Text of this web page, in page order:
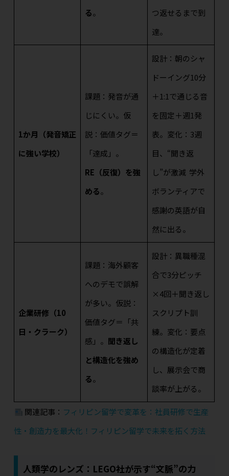
る。
つ返せるまで到
達。
1か月（発音矯正
に強い学校）
課題：発音が通
じにくい。仮
説：価値タグ＝
「達成」。
RE（反復）を強
める。
設計：朝のシャ
ドーイング10分
＋1:1で通じる音
を固定＋週1発
表。変化：3週
目、“聞き返
し”が激減 学外
ボランティアで
感謝の英語が自
然に出る。
企業研修（10
日・クラーク）
課題：海外顧客
へのデモで誤解
が多い。仮説：
価値タグ＝「共
感」。 聞き返し
と構造化を強め
る。
設計：異職種混
合で3分ピッチ
×4回＋聞き返し
スクリプト訓
練。変化：要点
の構造化が定着
し、展示会で商
談率が上がる。
関連記事： フィリピン留学で変革を：社員研修で生産
性・創造力を最大化！フィリピン留学で未来を拓く方法
人類学のレンズ：LEGO社が示す“文脈”の力